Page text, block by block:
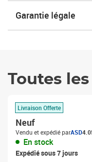
Garantie légale
Toutes
Livraison Offerte
Neuf
Vendu et expédié parASD
En stock
Expédié sous 7 jours